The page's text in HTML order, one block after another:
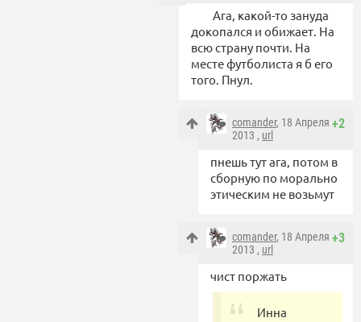
Ага, какой-то зануда
докопался и обижает. На
всю страну почти. На
месте футболиста я б его
того. Пнул.
+2
comander, 18 Апреля
2013 , url
пнешь тут ага, потом в
сборную по морально
этическим не возьмут
+3
comander, 18 Апреля
2013 , url
чист поржать
Инна